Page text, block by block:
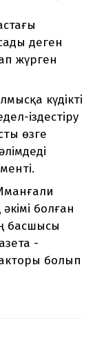
деген
жүрген
күдікті
іздестіру
өзге
болған
басшысы
-
болып